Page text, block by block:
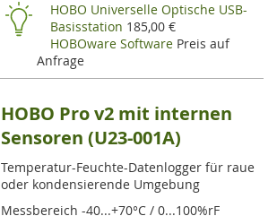
HOBO Universelle Optische USB-
Basisstation 185,00 €
HOBOware Software Preis auf
Anfrage
HOBO Pro v2 mit internen
Sensoren (U23-001A)
Temperatur-Feuchte-Datenlogger für raue
oder kondensierende Umgebung
Messbereich -40...+70°C / 0...100%rF